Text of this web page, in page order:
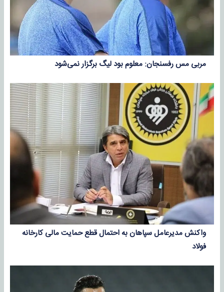
مربی مس رفسنجان: معلوم بود لیگ برگزار نمی‌شود
واکنش مدیرعامل سپاهان به احتمال قطع حمایت مالی کارخانه
فولاد